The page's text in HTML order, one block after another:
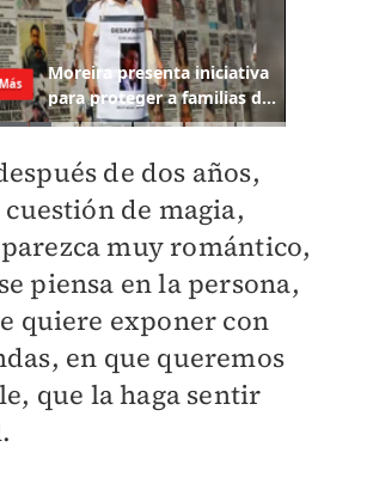
de dos años,
de magia,
muy romántico,
piensa en la persona,
quiere exponer con
en que queremos
que la haga sentir